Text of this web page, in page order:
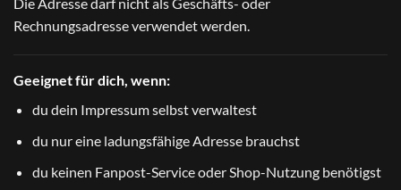
Rechnungsadresse verwendet werden.
Geeignet für dich, wenn:
du dein Impressum selbst verwaltest
du nur eine ladungsfähige Adresse brauchst
du keinen Fanpost-Service oder Shop-Nutzung benötigst